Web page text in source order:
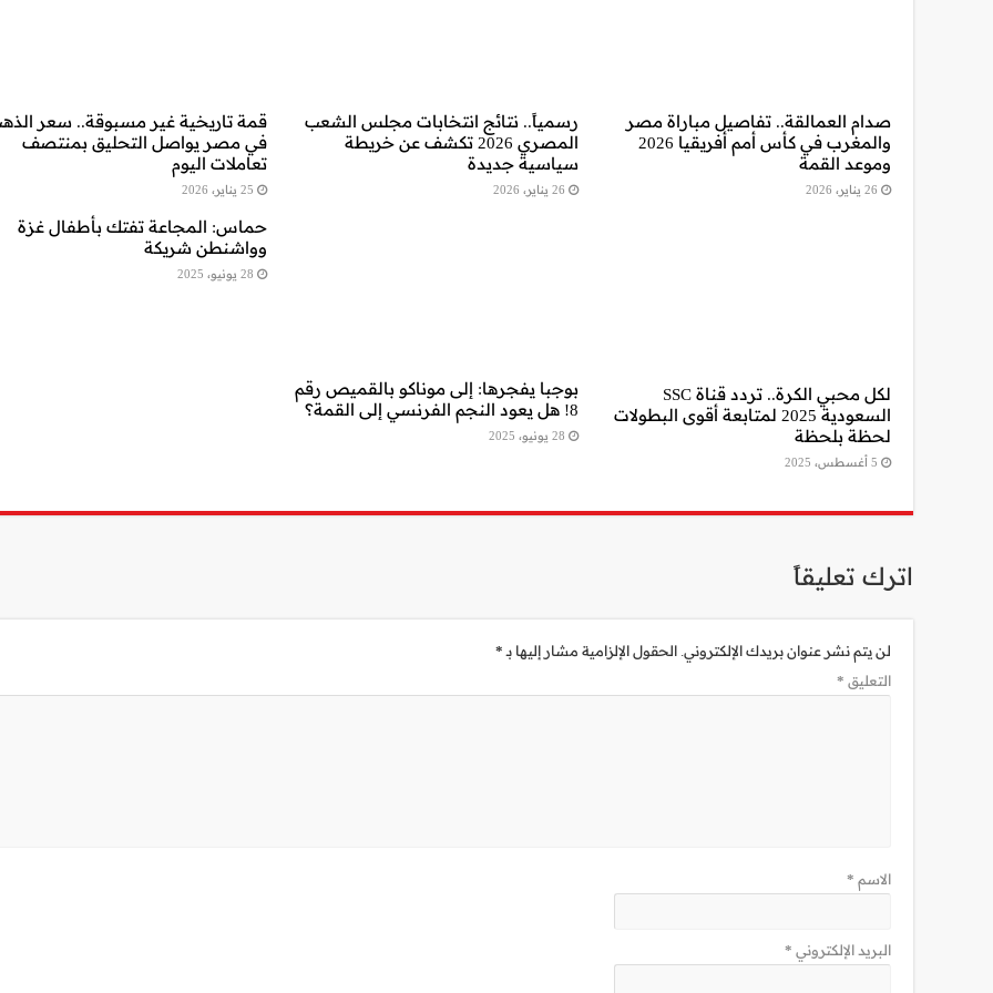
صدام العمالقة.. تفاصيل مباراة مصر
والمغرب في كأس أمم أفريقيا 2026
وموعد القمة
26 يناير، 2026
رسمياً.. نتائج انتخابات مجلس الشعب
المصري 2026 تكشف عن خريطة
سياسية جديدة
26 يناير، 2026
قمة تاريخية غير مسبوقة.. سعر
في مصر يواصل التحليق بمنتصف
تعاملات اليوم
25 يناير، 2026
لكل محبي الكرة.. تردد قناة SSC
السعودية 2025 لمتابعة أقوى البطولات
لحظة بلحظة
5 أغسطس، 2025
بوجبا يفجرها: إلى موناكو بالقميص رقم
8! هل يعود النجم الفرنسي إلى القمة؟
28 يونيو، 2025
حماس: المجاعة تفتك بأطفال غزة
وواشنطن شريكة
28 يونيو، 2025
اترك تعليقاً
لن يتم نشر عنوان بريدك الإلكتروني. الحقول الإلزامية مشار إليها بـ *
التعليق *
الاسم *
البريد الإلكتروني *